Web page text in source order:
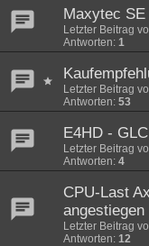
Maxytec
Letzter Beitrag
Antworten: 1
Letzter Beitrag
Antworten: 53
E4HD -
Letzter Beitrag
Antworten: 4
CPU-Last
angestiegen
Letzter Beitrag
Antworten: 12